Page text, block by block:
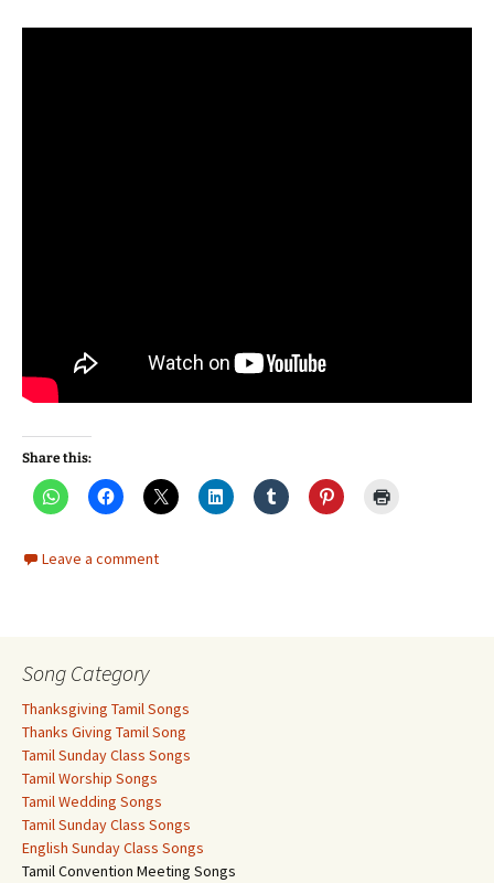
Share this:
Leave a comment
Song Category
Thanksgiving Tamil Songs
Thanks Giving Tamil Song
Tamil Sunday Class Songs
Tamil Worship Songs
Tamil Wedding Songs
Tamil Sunday Class Songs
English Sunday Class Songs
Tamil Convention Meeting Songs